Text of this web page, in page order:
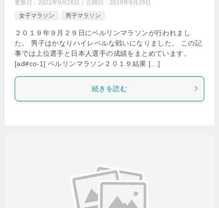
更新日： 2021年9月26日 公開日： 2019年9月29日
女子マラソン
男子マラソン
２０１９年９月２９日にベルリンマラソンが行われまし
た。 男子はかなりハイレベルな戦いになりました。 この記
事では上位選手と日本人選手の成績をまとめています。
[ad#co-1] ベルリンマラソン２０１９結果 […]
続きを読む